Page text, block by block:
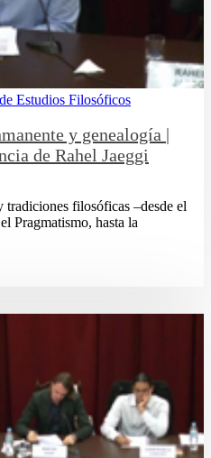
Estudios Filosóficos
y genealogía |
de Rahel Jaeggi
tradiciones filosóficas –desde el
Pragmatismo, hasta la